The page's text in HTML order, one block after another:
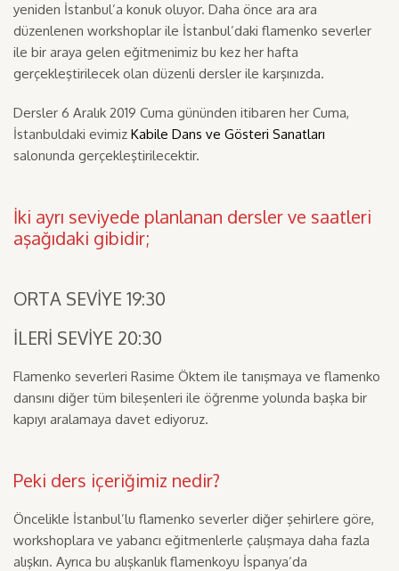
yeniden İstanbul’a konuk oluyor. Daha önce ara ara
düzenlenen workshoplar ile İstanbul’daki flamenko severler
ile bir araya gelen eğitmenimiz bu kez her hafta
gerçekleştirilecek olan düzenli dersler ile karşınızda.
Dersler 6 Aralık 2019 Cuma gününden itibaren her Cuma,
İstanbuldaki evimiz Kabile Dans ve Gösteri Sanatları
salonunda gerçekleştirilecektir.
İki ayrı seviyede planlanan dersler ve saatleri
aşağıdaki gibidir;
ORTA SEVİYE 19:30
İLERİ SEVİYE 20:30
Flamenko severleri Rasime Öktem ile tanışmaya ve flamenko
dansını diğer tüm bileşenleri ile öğrenme yolunda başka bir
kapıyı aralamaya davet ediyoruz.
Peki ders içeriğimiz nedir?
Öncelikle İstanbul’lu flamenko severler diğer şehirlere göre,
workshoplara ve yabancı eğitmenlerle çalışmaya daha fazla
alışkın. Ayrıca bu alışkanlık flamenkoyu İspanya’da